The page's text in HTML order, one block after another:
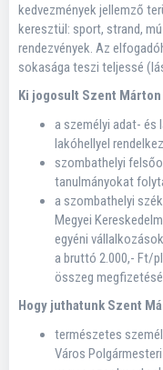
kedvezmények jellemző
keresztül: sport, strand,
rendezvények. Az
sokasága teszi teljessé
Ki jogosult Szent
a személyi adat-
lakóhellyel
szombathelyi
tanulmányokat
a szombathelyi
Megyei
egyéni
a bruttó 2.000,- Ft/
összeg
Hogy juthatunk Szent
természetes
Város